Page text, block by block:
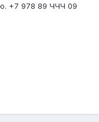
+7 978 89 ЧЧЧ 09
4598-9d64-
ef962e2c2...